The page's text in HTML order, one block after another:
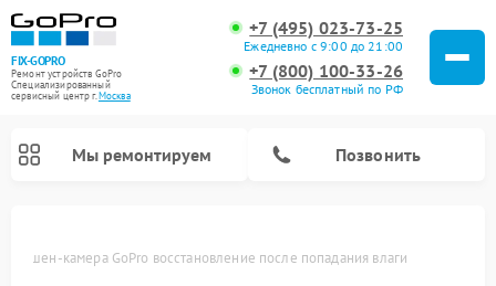
FIX-GOPRO
Ремонт устройств GoPro
Специализированный
cервисный центр г.Москва
+7 (495) 023-73-25
Ежедневно с 9:00 до 21:00
+7 (800) 100-33-26
Звонок бесплатный по РФ
Мы ремонтируем Позвонить
Экшен-камера GoPro восстановление после попадания влаги